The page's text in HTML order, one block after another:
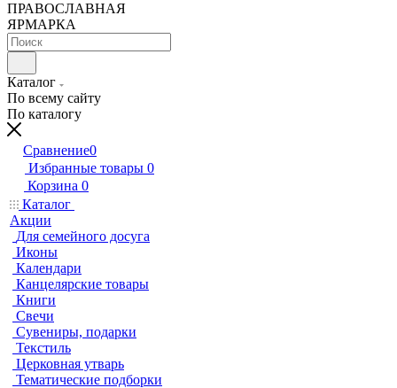
ПРАВОСЛАВНАЯ
ЯРМАРКА
Каталог
По всему сайту
По каталогу
Сравнение0
Избранные товары 0
Корзина 0
Каталог
Акции
Для семейного досуга
Иконы
Календари
Канцелярские товары
Книги
Свечи
Сувениры, подарки
Текстиль
Церковная утварь
Тематические подборки